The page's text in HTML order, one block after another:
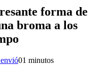
forma de
broma a los
envió01 minutos